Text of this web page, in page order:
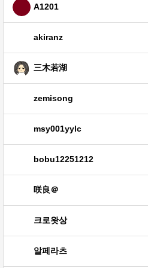
A1201
akiranz
三木若湖
zemisong
msy001yylc
bobu12251212
咲良＠
크로왓상
알페라츠